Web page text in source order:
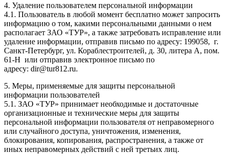
4. Удаление пользователем персональной информации
4.1. Пользователь в любой момент бесплатно может запросить
информацию о том, какими персональными данными о нем
располагает ЗАО «ТУР», а также затребовать исправление или
удаление информации, отправив письмо по адресу: 199058, г.
Санкт-Петербург, ул. Кораблестроителей, д. 30, литера А, пом.
61-Н или отправив электронное письмо по
адресу: dir@tur812.ru.
5. Меры, применяемые для защиты персональной
информации пользователей
5.1. ЗАО «ТУР» принимает необходимые и достаточные
организационные и технические меры для защиты
персональной информации пользователя от неправомерного
или случайного доступа, уничтожения, изменения,
блокирования, копирования, распространения, а также от
иных неправомерных действий с ней третьих лиц.